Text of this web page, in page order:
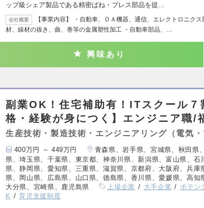
ップ級シェア製品である精密ばね・プレス部品を提…
会社概要
【事業内容】 ・自動車、ＯＡ機器、通信、エレクトロニク
材、線材の抜き、曲、巻等の金属塑性加工 ・自動車部品、…
興味あり
副業OK！住宅補助有！ITスクール７
格・経験が身につく】エンジニア職/
生産技術・製造技術・エンジニアリング（電気・
400万円 ～ 449万円
青森県、岩手県、宮城県、秋田県
県、埼玉県、千葉県、東京都、神奈川県、新潟県、富山県、
県、静岡県、愛知県、三重県、滋賀県、京都府、大阪府、兵
県、岡山県、広島県、山口県、徳島県、香川県、愛媛県、高知
大分県、宮崎県、鹿児島県
上場企業 大手企業 ポテン
K
育児支援制度